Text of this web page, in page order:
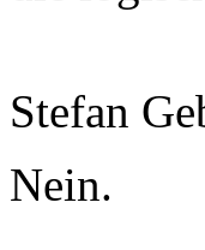
Stefan
Nein.